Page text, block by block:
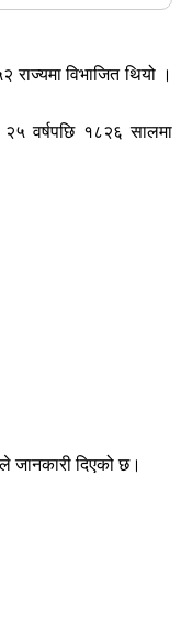
विभाजित थियो ।
२५ वर्षपछि १८२६ सालमा
जानकारी दिएको छ।